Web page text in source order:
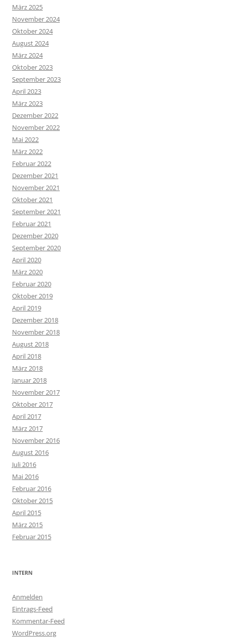
März 2025
November 2024
Oktober 2024
August 2024
März 2024
Oktober 2023
September 2023
April 2023
März 2023
Dezember 2022
November 2022
Mai 2022
März 2022
Februar 2022
Dezember 2021
November 2021
Oktober 2021
September 2021
Februar 2021
Dezember 2020
September 2020
April 2020
März 2020
Februar 2020
Oktober 2019
April 2019
Dezember 2018
November 2018
August 2018
April 2018
März 2018
Januar 2018
November 2017
Oktober 2017
April 2017
März 2017
November 2016
August 2016
Juli 2016
Mai 2016
Februar 2016
Oktober 2015
April 2015
März 2015
Februar 2015
INTERN
Anmelden
Eintrags-Feed
Kommentar-Feed
WordPress.org